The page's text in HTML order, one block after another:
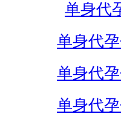
单身代
单身代
单身代
单身代